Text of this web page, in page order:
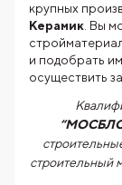
крупных
Керамик. Вы
и подобрать
осуществить
строительный